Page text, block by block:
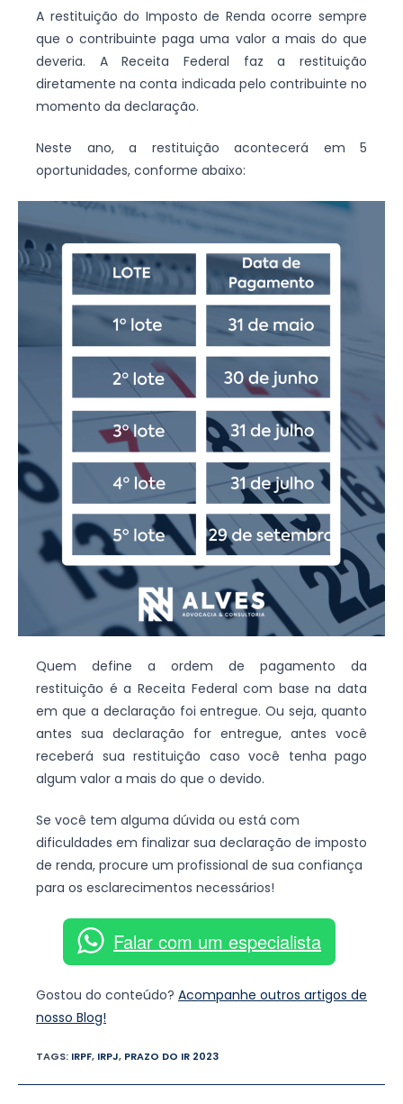
A restituição do Imposto de Renda ocorre sempre
que o contribuinte paga uma valor a mais do que
deveria. A Receita Federal faz a restituição
diretamente na conta indicada pelo contribuinte no
momento da declaração.
Neste ano, a restituição acontecerá em 5
oportunidades, conforme abaixo:
Quem define a ordem de pagamento da
restituição é a Receita Federal com base na data
em que a declaração foi entregue. Ou seja, quanto
antes sua declaração for entregue, antes você
receberá sua restituição caso você tenha pago
algum valor a mais do que o devido.
Se você tem alguma dúvida ou está com
dificuldades em finalizar sua declaração de imposto
de renda, procure um profissional de sua confiança
para os esclarecimentos necessários!
Falar com um especialista
Gostou do conteúdo? Acompanhe outros artigos de
nosso Blog!
TAGS: IRPF, IRPJ, PRAZO DO IR 2023